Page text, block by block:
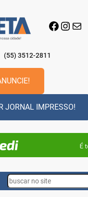
E-mail
(55) 3512-2811
JORNAL IMPRESSO!
Search